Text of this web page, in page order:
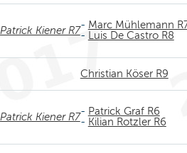
Patrick Kiener R7- Marc Mühlemann
-
Luis De Castro R8
Christian Köser R9
Patrick Kiener R7- Patrick Graf R6
- Kilian Rotzler R6